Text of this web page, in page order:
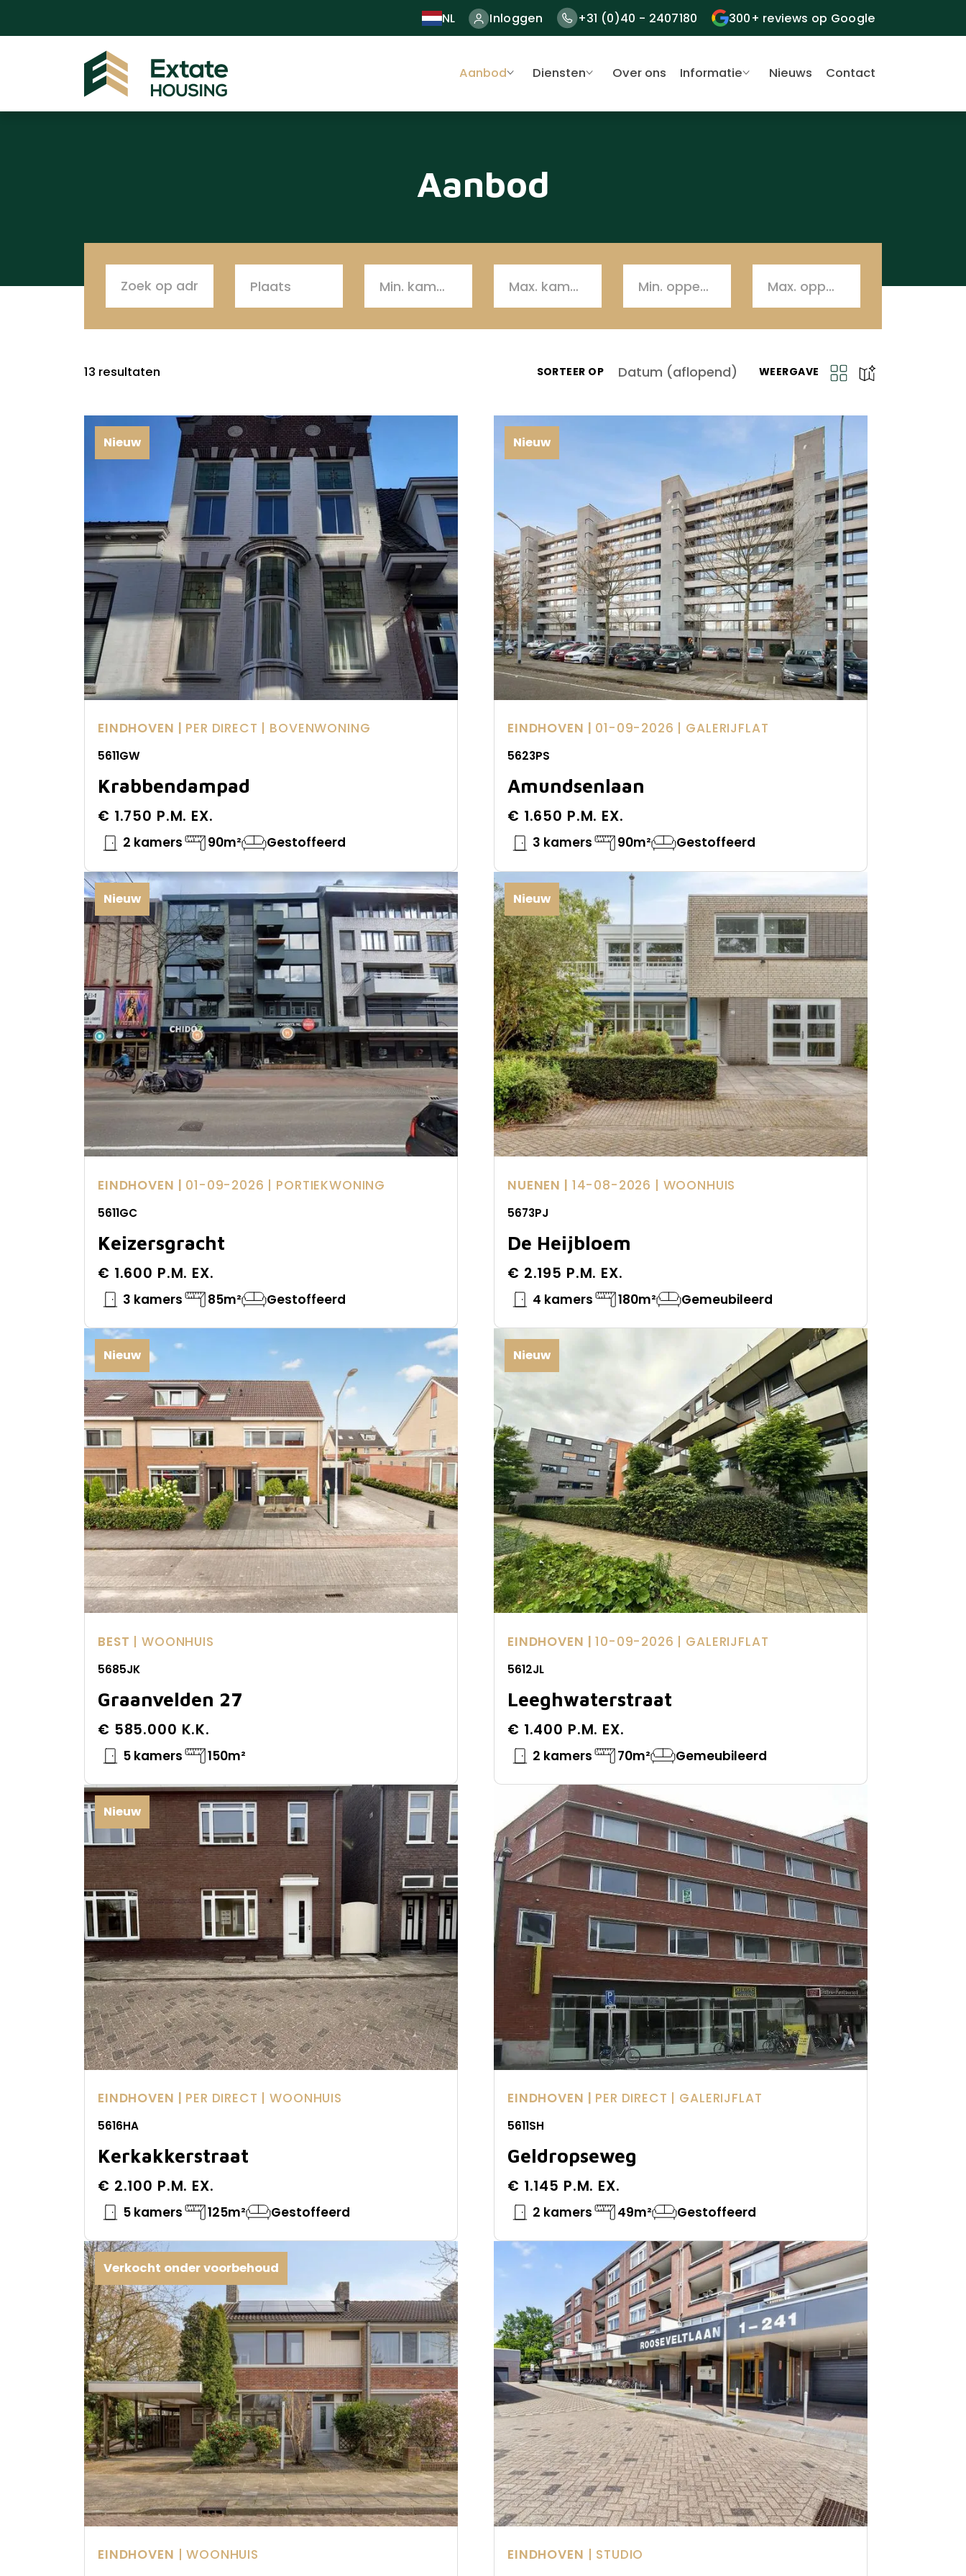
NL Inloggen +31 (0)40 - 2407180 300+ reviews op Google
Aanbod Diensten Over ons Informatie Nieuws Contact
Aanbod
Plaats Min. kamers Max. kamers Min. oppervlakte Max. oppervlakte
13 resultaten SORTEER OP Datum (aflopend) WEERGAVE
Nieuw
EINDHOVEN | PER DIRECT | BOVENWONING
5611GW
Krabbendampad
€ 1.750 P.M. EX.
2 kamers 90m² Gestoffeerd
Nieuw
EINDHOVEN | 01-09-2026 | GALERIJFLAT
5623PS
Amundsenlaan
€ 1.650 P.M. EX.
3 kamers 90m² Gestoffeerd
Nieuw
EINDHOVEN | 01-09-2026 | PORTIEKWONING
5611GC
Keizersgracht
€ 1.600 P.M. EX.
3 kamers 85m² Gestoffeerd
Nieuw
NUENEN | 14-08-2026 | WOONHUIS
5673PJ
De Heijbloem
€ 2.195 P.M. EX.
4 kamers 180m² Gemeubileerd
Nieuw
BEST | WOONHUIS
5685JK
Graanvelden 27
€ 585.000 K.K.
5 kamers 150m²
Nieuw
EINDHOVEN |10-09-2026 | GALERIJFLAT
5612JL
Leeghwaterstraat
€ 1.400 P.M. EX.
2 kamers 70m² Gemeubileerd
Nieuw
EINDHOVEN | PER DIRECT | WOONHUIS
5616HA
Kerkakkerstraat
€ 2.100 P.M. EX.
5 kamers 125m² Gestoffeerd
EINDHOVEN | PER DIRECT | GALERIJFLAT
5611SH
Geldropseweg
€ 1.145 P.M. EX.
2 kamers 49m² Gestoffeerd
Verkocht onder voorbehoud
EINDHOVEN | WOONHUIS EINDHOVEN | STUDIO